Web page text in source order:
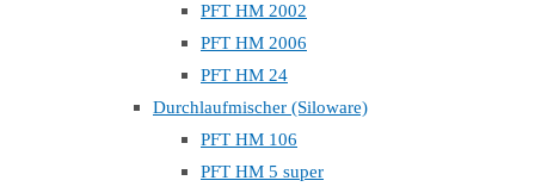
PFT HM 2002
PFT HM 2006
PFT HM 24
Durchlaufmischer (Siloware)
PFT HM 106
PFT HM 5 super